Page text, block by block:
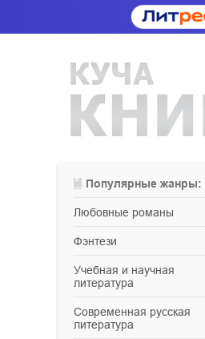
Популярные жанры:
любовные романы
фэнтези
учебная и научная
литература
современная русская
литература